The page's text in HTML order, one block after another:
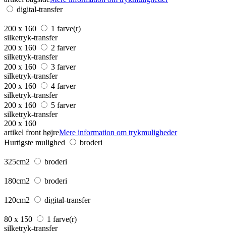
digital-transfer
200 x 160
1 farve(r)
silketryk-transfer
200 x 160
2 farver
silketryk-transfer
200 x 160
3 farver
silketryk-transfer
200 x 160
4 farver
silketryk-transfer
200 x 160
5 farver
silketryk-transfer
200 x 160
artikel front højreMere information om trykmuligheder
Hurtigste mulighed
broderi
325cm2 broderi
180cm2 broderi
120cm2 digital-transfer
80 x 150
1 farve(r)
silketryk-transfer